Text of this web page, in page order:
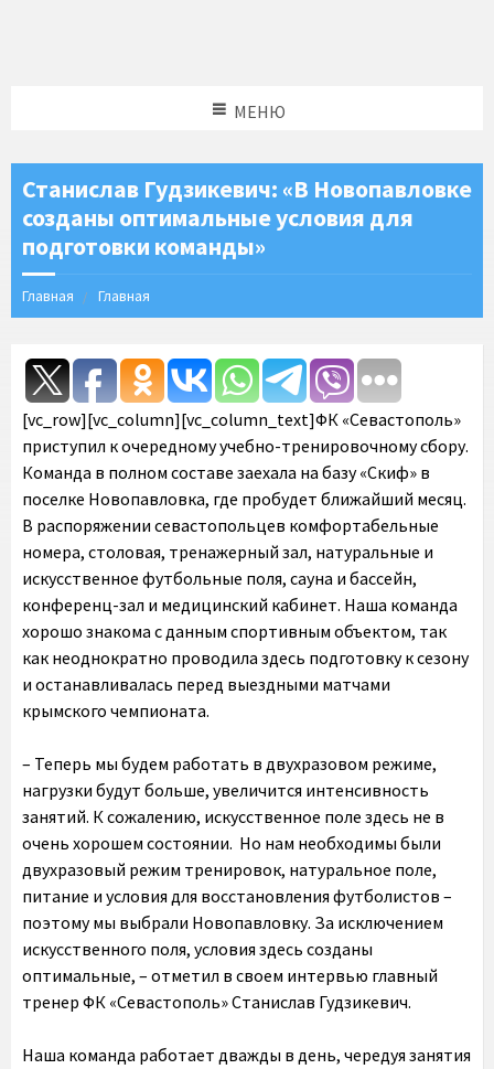
МЕНЮ
Станислав Гудзикевич: «В Новопавловке
созданы оптимальные условия для
подготовки команды»
Главная Главная
[vc_row][vc_column][vc_column_text]ФК «Севастополь»
приступил к очередному учебно-тренировочному сбору.
Команда в полном составе заехала на базу «Скиф» в
поселке Новопавловка, где пробудет ближайший месяц.
В распоряжении севастопольцев комфортабельные
номера, столовая, тренажерный зал, натуральные и
искусственное футбольные поля, сауна и бассейн,
конференц-зал и медицинский кабинет. Наша команда
хорошо знакома с данным спортивным объектом, так
как неоднократно проводила здесь подготовку к сезону
и останавливалась перед выездными матчами
крымского чемпионата.
– Теперь мы будем работать в двухразовом режиме,
нагрузки будут больше, увеличится интенсивность
занятий. К сожалению, искусственное поле здесь не в
очень хорошем состоянии. Но нам необходимы были
двухразовый режим тренировок, натуральное поле,
питание и условия для восстановления футболистов –
поэтому мы выбрали Новопавловку. За исключением
искусственного поля, условия здесь созданы
оптимальные, – отметил в своем интервью главный
тренер ФК «Севастополь» Станислав Гудзикевич.
Наша команда работает дважды в день, чередуя занятия